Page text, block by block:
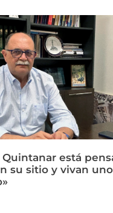
Quintanar está
su sitio y vivan